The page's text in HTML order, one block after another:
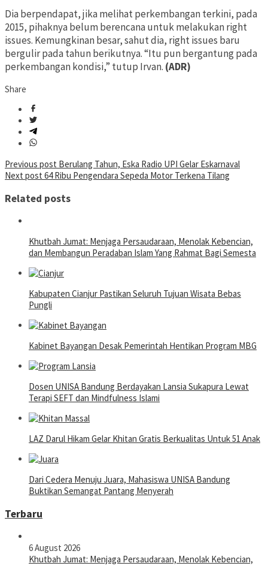
Dia berpendapat, jika melihat perkembangan terkini, pada
2015, pihaknya belum berencana untuk melakukan right
issues. Kemungkinan besar, sahut dia, right issues baru
bergulir pada tahun berikutnya. “Itu pun bergantung pada
perkembangan kondisi,” tutup Irvan. (ADR)
Share
Post
navigation
Previous post Berulang Tahun, Eska Radio UPI Gelar Eskarnaval
Next post 64 Ribu Pengendara Sepeda Motor Terkena Tilang
Related posts
Khutbah Jumat: Menjaga Persaudaraan, Menolak Kebencian,
dan Membangun Peradaban Islam Yang Rahmat Bagi Semesta
Kabupaten Cianjur Pastikan Seluruh Tujuan Wisata Bebas
Pungli
Kabinet Bayangan Desak Pemerintah Hentikan Program MBG
Dosen UNISA Bandung Berdayakan Lansia Sukapura Lewat
Terapi SEFT dan Mindfulness Islami
LAZ Darul Hikam Gelar Khitan Gratis Berkualitas Untuk 51 Anak
Dari Cedera Menuju Juara, Mahasiswa UNISA Bandung
Buktikan Semangat Pantang Menyerah
Terbaru
6 August 2026
Khutbah Jumat: Menjaga Persaudaraan, Menolak Kebencian,